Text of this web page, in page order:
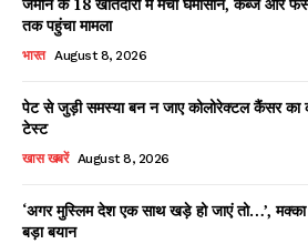
तक पहुंचा मामला
भारत August 8, 2026
पेट से जुड़ी समस्या बन न जाए कोलोरेक्टल कैंसर का
टेस्ट
खास खबरें August 8, 2026
‘अगर मुस्लिम देश एक साथ खड़े हो जाएं तो…’,
बड़ा बयान